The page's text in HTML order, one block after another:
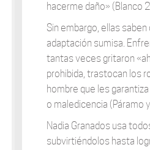
hacerme daño» (Blanco
Sin embargo, ellas
adaptación sumisa.
tantas veces gritaron
prohibida, trastocan los
hombre que les
o maledicencia (Páramo
Nadia Granados usa
subvirtiéndolos hasta